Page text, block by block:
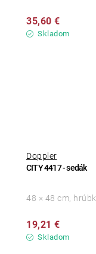
Skladom
35,60 €
CITY 4417 - sedák
Doppler
Skladom
19,21 €
48 × 48 cm,